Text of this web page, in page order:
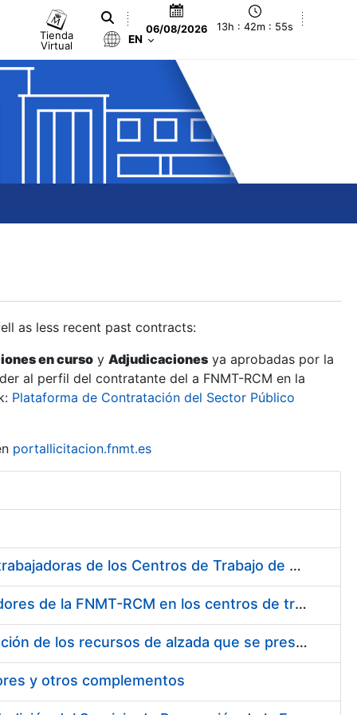
Tienda
Virtual
06/08/2026 13h : 42m : 56s
EN
as less recent past contracts:
en curso y Adjudicaciones ya aprobadas por la
al perfil del contratante del a FNMT-RCM en la
Plataforma de Contratación del Sector Público
portallicitacion.fnmt.es
Suministro de Protectores Auditivos a medida para las personas trabajadoras de los Centros de Trabajo de Madrid y Burgos
Suministro de gafas graduadas antiproyecciones para los trabajadores de la FNMT-RCM en los centros de trabajo de Madrid y Burgos
Servicios de una empresa externa para el asesoramiento y resolución de los recursos de alzada que se presentan relacionados con procesos de selección para la FNMT-RCM
y otros complementos